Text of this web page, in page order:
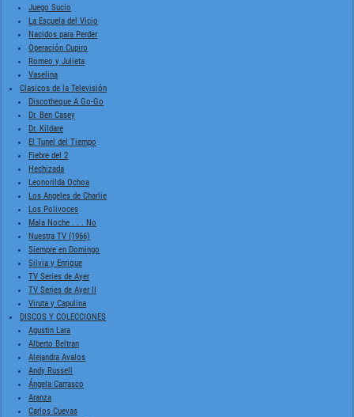
Juego Sucio
La Escuela del Vicio
Nacidos para Perder
Operación Cupiro
Romeo y Julieta
Vaselina
Clasicos de la Televisión
Discotheque A Go-Go
Dr. Ben Casey
Dr. Kildare
El Tunel del Tiempo
Fiebre del 2
Hechizada
Leonorilda Ochoa
Los Angeles de Charlie
Los Polivoces
Mala Noche . . . No
Nuestra TV (1966)
Siempre en Domingo
Silvia y Enrique
TV Series de Ayer
TV Series de Ayer II
Viruta y Capulina
DISCOS Y COLECCIONES
Agustin Lara
Alberto Beltran
Alejandra Avalos
Andy Russell
Ángela Carrasco
Aranza
Carlos Cuevas